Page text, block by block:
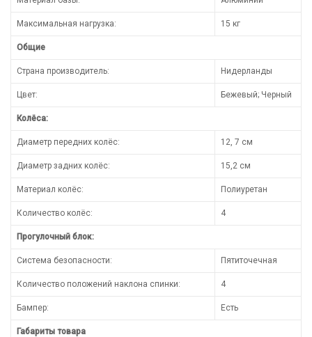
Максимальная нагрузка: 15 кг
Общие
Страна производитель: Нидерланды
Цвет: Бежевый; Черный
Колёса:
Диаметр передних колёс: 12, 7 см
Диаметр задних колёс: 15,2 см
Материал колёс: Полиуретан
Количество колёс: 4
Прогулочный блок:
Система безопасности: Пятиточечная
Количество положений наклона спинки: 4
Бампер: Есть
Габариты товара